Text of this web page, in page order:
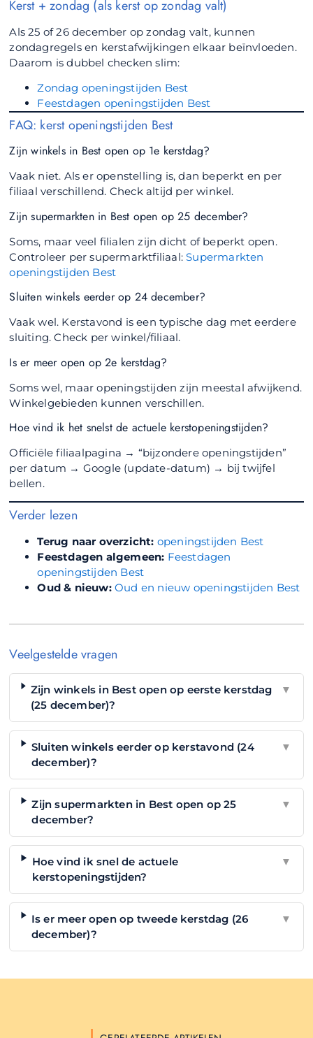
Kerst + zondag (als kerst op zondag valt)
Als 25 of 26 december op zondag valt, kunnen
zondagregels en kerstafwijkingen elkaar beïnvloeden.
Daarom is dubbel checken slim:
Zondag openingstijden Best
Feestdagen openingstijden Best
FAQ: kerst openingstijden Best
Zijn winkels in Best open op 1e kerstdag?
Vaak niet. Als er openstelling is, dan beperkt en per
filiaal verschillend. Check altijd per winkel.
Zijn supermarkten in Best open op 25 december?
Soms, maar veel filialen zijn dicht of beperkt open.
Controleer per supermarktfiliaal:Supermarkten
openingstijden Best
Sluiten winkels eerder op 24 december?
Vaak wel. Kerstavond is een typische dag met eerdere
sluiting. Check per winkel/filiaal.
Is er meer open op 2e kerstdag?
Soms wel, maar openingstijden zijn meestal afwijkend.
Winkelgebieden kunnen verschillen.
Hoe vind ik het snelst de actuele kerstopeningstijden?
Officiële filiaalpagina → “bijzondere openingstijden”
per datum → Google (update-datum) → bij twijfel
bellen.
Verder lezen
Terug naar overzicht: openingstijden Best
Feestdagen algemeen: Feestdagen
openingstijden Best
Oud & nieuw: Oud en nieuw openingstijden Best
Veelgestelde vragen
Zijn winkels in Best open op eerste kerstdag
(25 december)?
▼
Sluiten winkels eerder op kerstavond (24
december)?
▼
Zijn supermarkten in Best open op 25
december?
▼
Hoe vind ik snel de actuele
kerstopeningstijden?
▼
Is er meer open op tweede kerstdag (26
december)?
▼